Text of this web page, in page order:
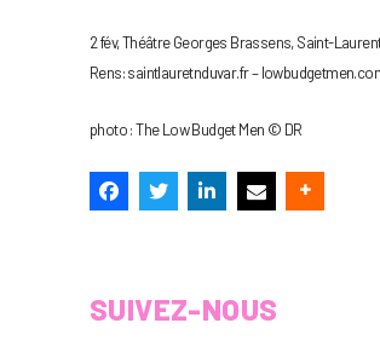
2 fév, Théâtre Georges Brassens, Saint-
Rens: saintlauretnduvar.fr –
photo : The Low Budget Men © DR
SUIVEZ-NOUS